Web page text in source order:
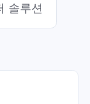
솔루션